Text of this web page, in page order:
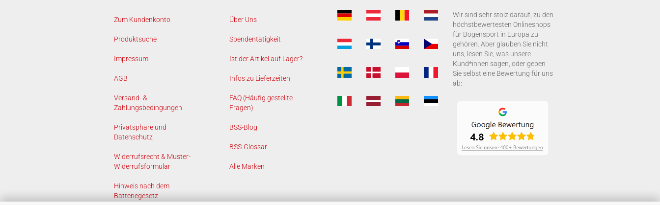
Zum Kundenkonto
Produktsuche
Impressum
AGB
Versand- &
Zahlungsbedingungen
Privatsphäre und
Datenschutz
Widerrufsrecht & Muster-
Widerrufsformular
Hinweis nach dem
Batteriegesetz
Über Uns
Spendentätigkeit
Ist der Artikel auf Lager?
Infos zu Lieferzeiten
FAQ (Häufig gestellte
Fragen)
BSS-Blog
BSS-Glossar
Alle Marken
Wir sind sehr stolz darauf, zu den
höchstbewertesten Onlineshops
für Bogensport in Europa zu
gehören. Aber glauben Sie nicht
uns, lesen Sie, was unsere
Kund*innen sagen, oder geben
Sie selbst eine Bewertung für uns
ab: